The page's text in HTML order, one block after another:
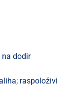
na dodir
raspoloživi